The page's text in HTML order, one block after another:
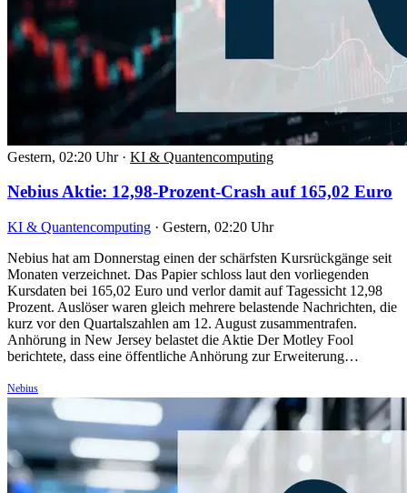
Gestern, 02:20 Uhr · KI & Quantencomputing
Nebius Aktie: 12,98-Prozent-Crash auf 165,02 Euro
KI & Quantencomputing · Gestern, 02:20 Uhr
Nebius hat am Donnerstag einen der schärfsten Kursrückgänge seit
Monaten verzeichnet. Das Papier schloss laut den vorliegenden
Kursdaten bei 165,02 Euro und verlor damit auf Tagessicht 12,98
Prozent. Auslöser waren gleich mehrere belastende Nachrichten, die
kurz vor den Quartalszahlen am 12. August zusammentrafen.
Anhörung in New Jersey belastet die Aktie Der Motley Fool
berichtete, dass eine öffentliche Anhörung zur Erweiterung…
Nebius